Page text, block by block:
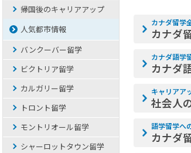
カナダ留学
カナダ
カナダ語学
カナダ
キャリアア
社会人
語学留学へ
カナダ
帰国後のキャリアアップ
人気都市情報
バンクーバー留学
ビクトリア留学
カルガリー留学
トロント留学
モントリオール留学
シャーロットタウン留学